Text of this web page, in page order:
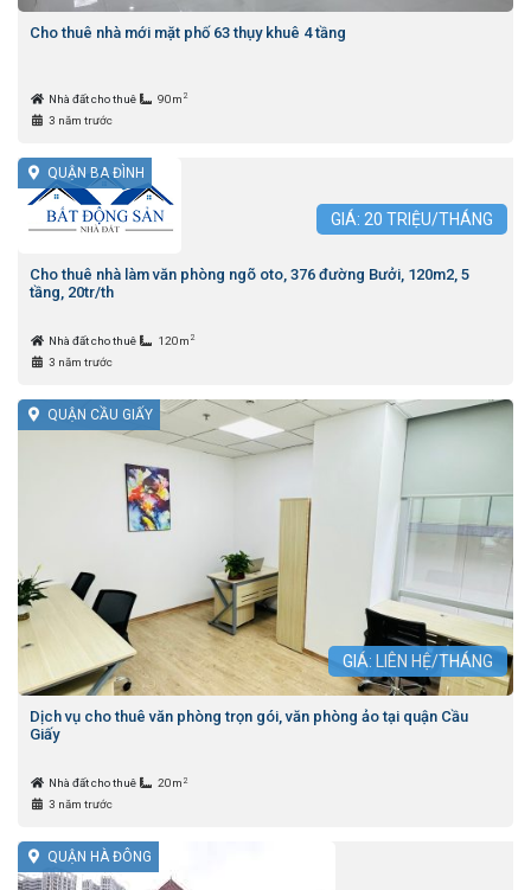
Cho thuê nhà mới mặt phố 63 thụy khuê 4 tầng
Nhà đất cho thuê 90m 2
3 năm trước
QUẬN BA ĐÌNH
GIÁ: 20 TRIỆU/THÁNG
Cho thuê nhà làm văn phòng ngõ oto, 376 đường Bưởi, 120m2, 5
tầng, 20tr/th
Nhà đất cho thuê 120m 2
3 năm trước
QUẬN CẦU GIẤY
GIÁ: LIÊN HỆ/THÁNG
Dịch vụ cho thuê văn phòng trọn gói, văn phòng ảo tại quận Cầu
Giấy
Nhà đất cho thuê 20m 2
3 năm trước
QUẬN HÀ ĐÔNG